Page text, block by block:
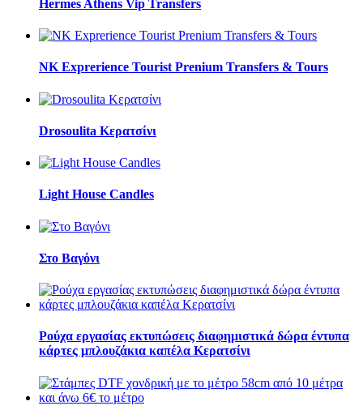
Hermes Athens Vip Transfers
NK Exprerience Tourist Prenium Transfers & Tours
Drosoulita Κερατσίνι
Light House Candles
Στο Βαγόνι
Ρούχα εργασίας εκτυπώσεις διαφημιστικά δώρα έντυπα
κάρτες μπλουζάκια καπέλα Κερατσίνι